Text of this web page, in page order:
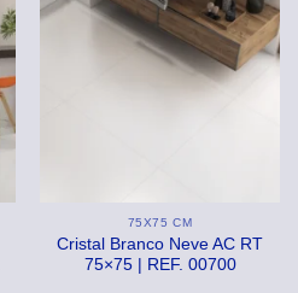
75X75 CM
Cristal Branco Neve AC RT
75×75 | REF. 00700